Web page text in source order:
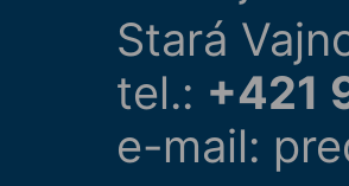
Stará
tel.: +421
e-mail: